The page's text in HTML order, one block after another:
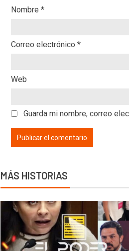
Nombre *
Correo electrónico *
Web
Guarda mi nombre, correo
MÁS HISTORIAS